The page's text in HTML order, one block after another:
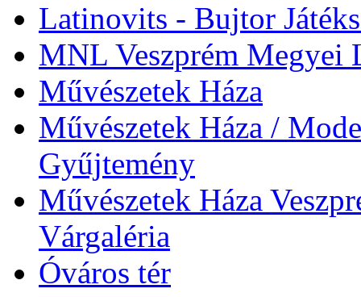
Latinovits - Bujtor
MNL Veszprém Megyei
Művészetek Háza
Művészetek Háza /
Gyűjtemény
Művészetek Háza
Várgaléria
Óváros tér